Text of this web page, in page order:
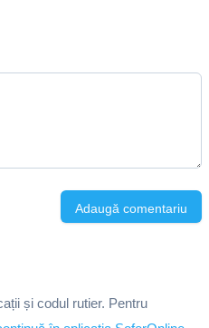
Adaugă comentariu
și codul rutier. Pentru